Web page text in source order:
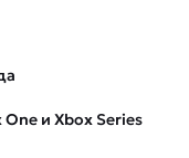
One и Xbox Series